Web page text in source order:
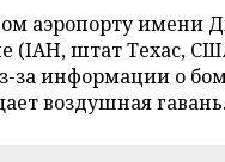
аэропорту имени
(IAH, штат Техас,
за информации о
воздушная гавань.